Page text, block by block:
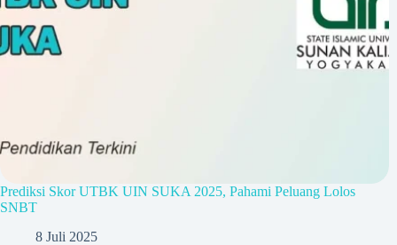
Prediksi Skor UTBK UIN SUKA 2025, Pahami Peluang Lolos
SNBT
8 Juli 2025